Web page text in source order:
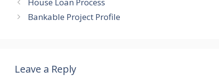
Bankable Project Profile
Leave a Reply